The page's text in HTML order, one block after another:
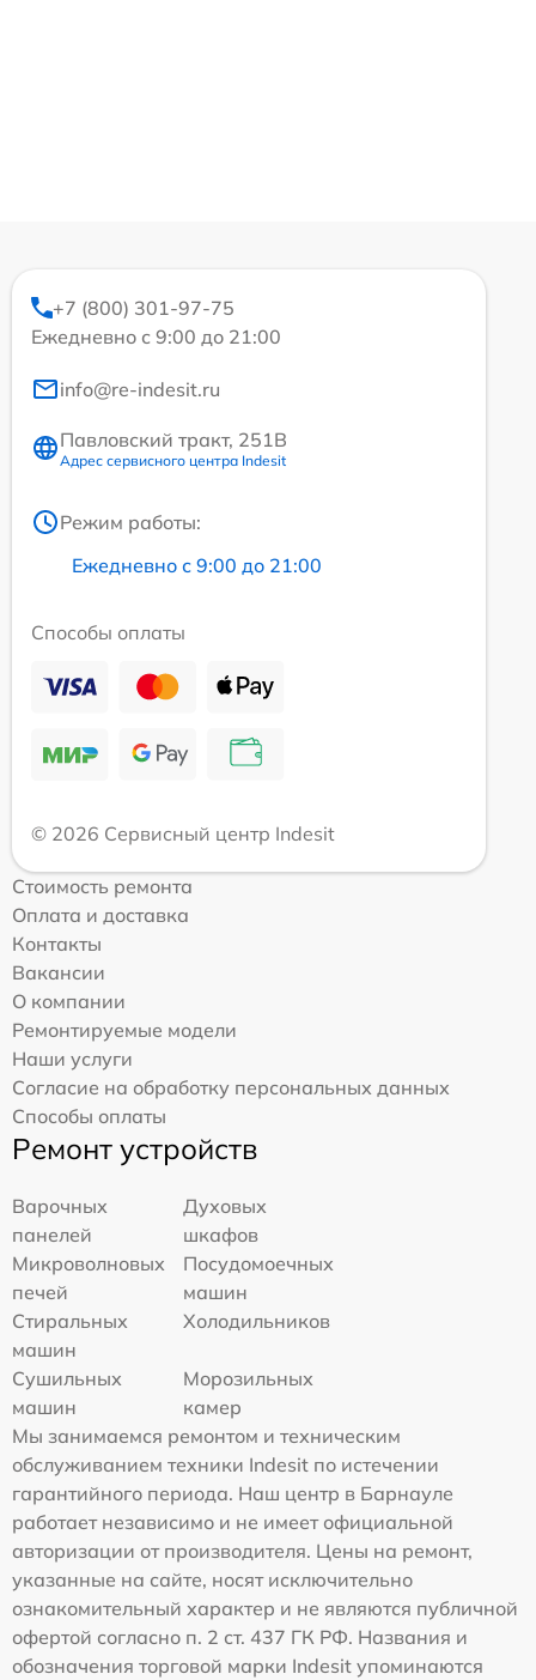
+7 (800) 301-97-75
Ежедневно с 9:00 до 21:00
info@re-indesit.ru
Павловский тракт, 251В
Адрес сервисного центра Indesit
Режим работы:
Ежедневно с 9:00 до 21:00
Способы оплаты
© 2026 Сервисный центр Indesit
Стоимость ремонта
Оплата и доставка
Контакты
Вакансии
О компании
Ремонтируемые модели
Наши услуги
Согласие на обработку персональных данных
Способы оплаты
Ремонт устройств
Варочных
панелей
Духовых
шкафов
Микроволновых
печей
Посудомоечных
машин
Стиральных
машин
Холодильников
Сушильных
машин
Морозильных
камер
Мы занимаемся ремонтом и техническим
обслуживанием техники Indesit по истечении
гарантийного периода. Наш центр в Барнауле
работает независимо и не имеет официальной
авторизации от производителя. Цены на ремонт,
указанные на сайте, носят исключительно
ознакомительный характер и не являются публичной
офертой согласно п. 2 ст. 437 ГК РФ. Названия и
обозначения торговой марки Indesit упоминаются